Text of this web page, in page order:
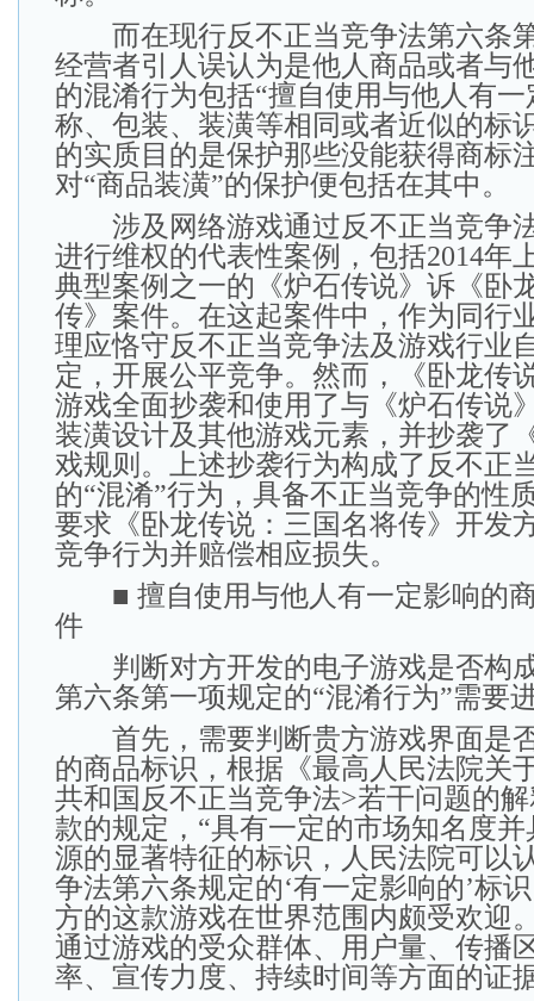
而在现行反不正当竞争法第六条
经营者引人误认为是他人商品或者与
的混淆行为包括“擅自使用与他人有
称、包装、装潢等相同或者近似的标
的实质目的是保护那些没能获得商标
对“商品装潢”的保护便包括在其中。
涉及网络游戏通过反不正当竞争
进行维权的代表性案例，包括2014年
典型案例之一的《炉石传说》诉《卧
传》案件。在这起案件中，作为同行
理应恪守反不正当竞争法及游戏行业
定，开展公平竞争。然而，《卧龙传
游戏全面抄袭和使用了与《炉石传说
装潢设计及其他游戏元素，并抄袭了
戏规则。上述抄袭行为构成了反不正
的“混淆”行为，具备不正当竞争的性
要求《卧龙传说：三国名将传》开发
竞争行为并赔偿相应损失。
■ 擅自使用与他人有一定影响的
件
判断对方开发的电子游戏是否构
第六条第一项规定的“混淆行为”需要
首先，需要判断贵方游戏界面是
的商品标识，根据《最高人民法院关
共和国反不正当竞争法>若干问题的
款的规定，“具有一定的市场知名度
源的显著特征的标识，人民法院可以
争法第六条规定的‘有一定影响的’标
方的这款游戏在世界范围内颇受欢迎
通过游戏的受众群体、用户量、传播
率、宣传力度、持续时间等方面的证